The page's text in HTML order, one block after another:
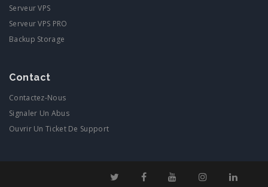
Serveur VPS
Serveur VPS PRO
Backup Storage
Contact
Contactez-Nous
Signaler Un Abus
Ouvrir Un Ticket De Support